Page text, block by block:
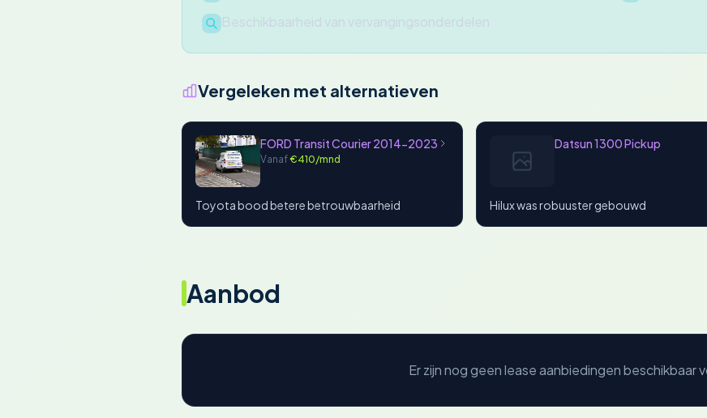
Beschikbaarheid van vervangingsonderdelen
Vergeleken met alternatieven
FORD Transit Courier 2014-2023
Vanaf€410/mnd
Toyota bood betere betrouwbaarheid
Datsun 1300 Pickup
Hilux was robuuster gebouwd
Aanbod
Er zijn nog geen lease aanbiedingen beschikbaar